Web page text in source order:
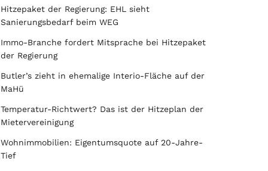
Hitzepaket der Regierung: EHL sieht
Sanierungsbedarf beim WEG
Immo-Branche fordert Mitsprache bei Hitzepaket
der Regierung
Butler’s zieht in ehemalige Interio-Fläche auf der
MaHü
Temperatur-Richtwert? Das ist der Hitzeplan der
Mietervereinigung
Wohnimmobilien: Eigentumsquote auf 20-Jahre-
Tief